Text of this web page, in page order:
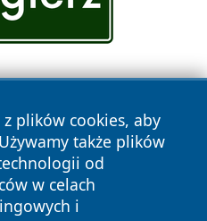
plików cookies, aby
także plików
od
w celach
i
Wszystkie prawa